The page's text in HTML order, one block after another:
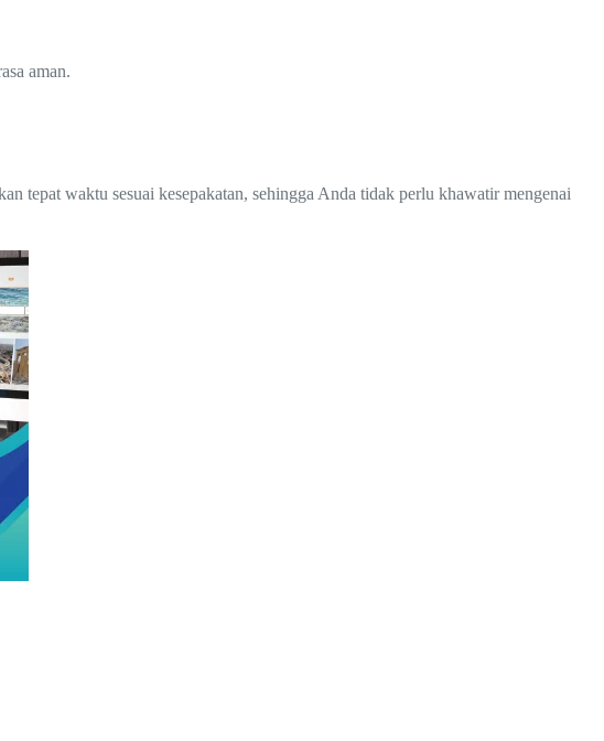
aman.
tepat waktu sesuai kesepakatan, sehingga Anda tidak perlu khawatir mengenai